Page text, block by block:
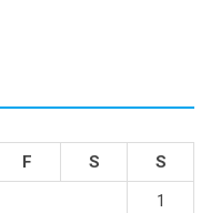
F S
S
1